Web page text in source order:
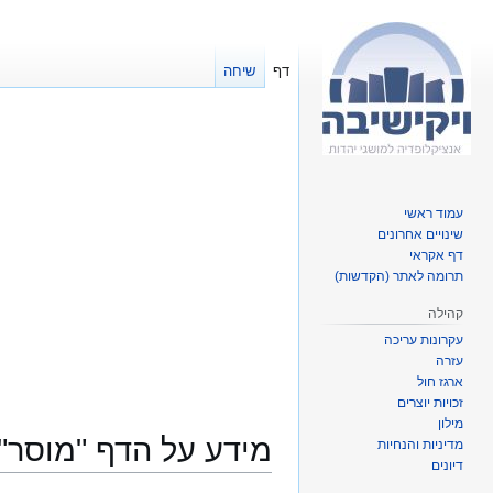
מידע על הדף
דף שיחה
עמוד ראשי
שינויים אחרונים
דף אקראי
תרומה לאתר (הקדשות)
קהילה
עקרונות עריכה
עזרה
ארגז חול
זכויות יוצרים
מילון
מדיניות והנחיות
דיונים